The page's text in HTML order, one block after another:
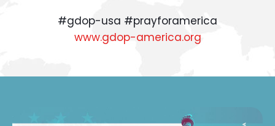
#gdop-usa #prayforamerica
www.gdop-america.org